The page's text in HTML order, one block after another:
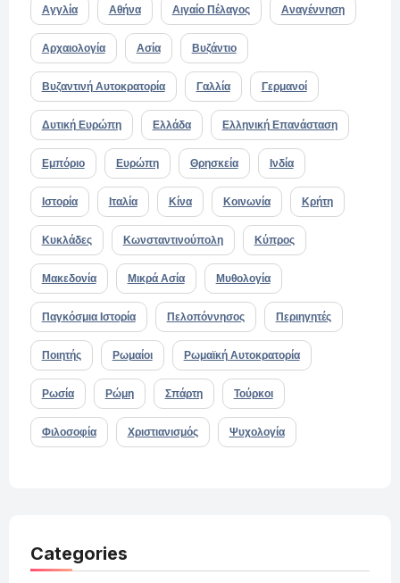
Αγγλία Αθήνα Αιγαίο Πέλαγος Αναγέννηση
Αρχαιολογία Ασία Βυζάντιο
Βυζαντινή Αυτοκρατορία Γαλλία Γερμανοί
Δυτική Ευρώπη Ελλάδα Ελληνική Επανάσταση
Εμπόριο Ευρώπη Θρησκεία Ινδία
Ιστορία Ιταλία Κίνα Κοινωνία Κρήτη
Κυκλάδες Κωνσταντινούπολη Κύπρος
Μακεδονία Μικρά Ασία Μυθολογία
Παγκόσμια Ιστορία Πελοπόννησος Περιηγητές
Ποιητής Ρωμαίοι Ρωμαϊκή Αυτοκρατορία
Ρωσία Ρώμη Σπάρτη Τούρκοι
Φιλοσοφία Χριστιανισμός Ψυχολογία
Categories